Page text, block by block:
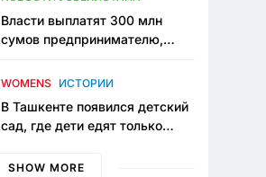
Власти выплатят 300 млн
сумов предпринимателю,
тюрьме по незаконному
WOMENS ИСТОРИИ
В Ташкенте появился детский
сад, где дети едят только
мама, которая устала просить
SHOW MORE